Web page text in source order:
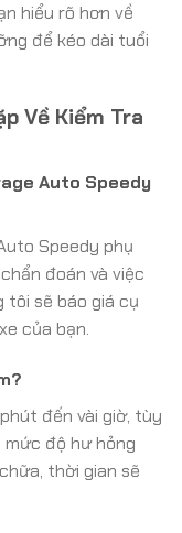
hiểu rõ hơn về
để kéo dài tuổi
Về Kiểm Tra
Auto Speedy
Speedy phụ
đoán và việc
tôi sẽ báo giá cụ
của bạn.
đến vài giờ, tùy
độ hư hỏng
thời gian sẽ